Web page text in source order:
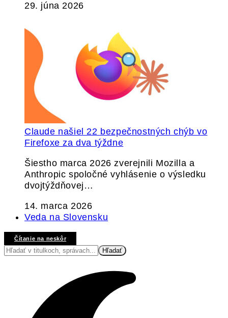
29. júna 2026
Claude našiel 22 bezpečnostných chýb vo
Firefoxe za dva týždne
Šiestho marca 2026 zverejnili Mozilla a
Anthropic spoločné vyhlásenie o výsledku
dvojtýždňovej…
14. marca 2026
Veda na Slovensku
Čítanie na neskôr